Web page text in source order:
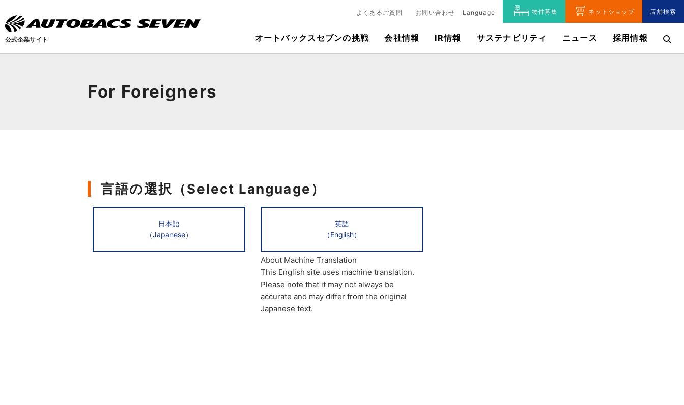
For Foreigners
言語の選択（Select Language）
日本語
（Japanese）
英語
（English）
About Machine Translation
This English site uses machine translation.
Please note that it may not always be
accurate and may differ from the original
Japanese text.
公式企業サイト
よくあるご質問 お問い合わせ Language 物件募集 ネットショップ 店舗検索
オートバックスセブンの挑戦 会社情報 IR情報 サステナビリティ ニュース 採用情報